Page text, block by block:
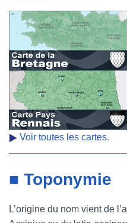
Voir toutes les cartes.
■ Toponymie
L’origine du nom vient de